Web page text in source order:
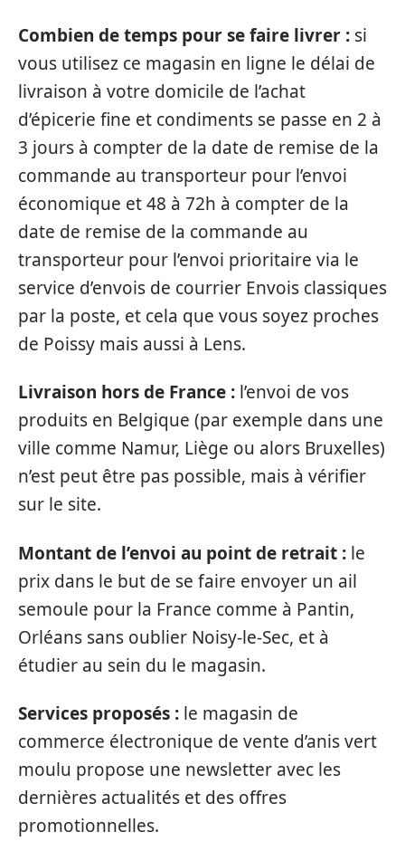
Combien de temps pour se faire livrer : si
vous utilisez ce magasin en ligne le délai de
livraison à votre domicile de l’achat
d’épicerie fine et condiments se passe en 2 à
3 jours à compter de la date de remise de la
commande au transporteur pour l’envoi
économique et 48 à 72h à compter de la
date de remise de la commande au
transporteur pour l’envoi prioritaire via le
service d’envois de courrier Envois classiques
par la poste, et cela que vous soyez proches
de Poissy mais aussi à Lens.
Livraison hors de France : l’envoi de vos
produits en Belgique (par exemple dans une
ville comme Namur, Liège ou alors Bruxelles)
n’est peut être pas possible, mais à vérifier
sur le site.
Montant de l’envoi au point de retrait : le
prix dans le but de se faire envoyer un ail
semoule pour la France comme à Pantin,
Orléans sans oublier Noisy-le-Sec, et à
étudier au sein du le magasin.
Services proposés : le magasin de
commerce électronique de vente d’anis vert
moulu propose une newsletter avec les
dernières actualités et des offres
promotionnelles.